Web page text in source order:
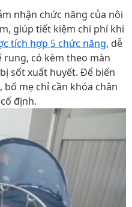
nhận chức năng của nôi
giúp tiết kiệm chi phí khi
tích hợp 5 chức năng, dễ
rung, có kèm theo màn
sốt xuất huyết. Để biến
mẹ chỉ cần khóa chân
định.